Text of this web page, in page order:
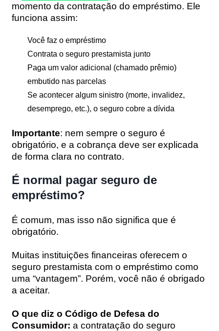
momento da contratação do empréstimo. Ele
funciona assim:
Você faz o empréstimo
Contrata o seguro prestamista junto
Paga um valor adicional (chamado prêmio)
embutido nas parcelas
Se acontecer algum sinistro (morte, invalidez,
desemprego, etc.), o seguro cobre a dívida
Importante: nem sempre o seguro é
obrigatório, e a cobrança deve ser explicada
de forma clara no contrato.
É normal pagar seguro de
empréstimo?
É comum, mas isso não significa que é
obrigatório.
Muitas instituições financeiras oferecem o
seguro prestamista com o empréstimo como
uma “vantagem”. Porém, você não é obrigado
a aceitar.
O que diz o Código de Defesa do
Consumidor: a contratação do seguro